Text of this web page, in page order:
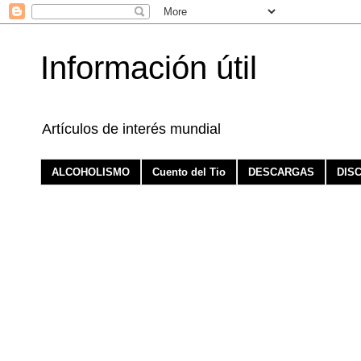
Información útil
Artículos de interés mundial
ALCOHOLISMO Cuento del Tio DESCARGAS